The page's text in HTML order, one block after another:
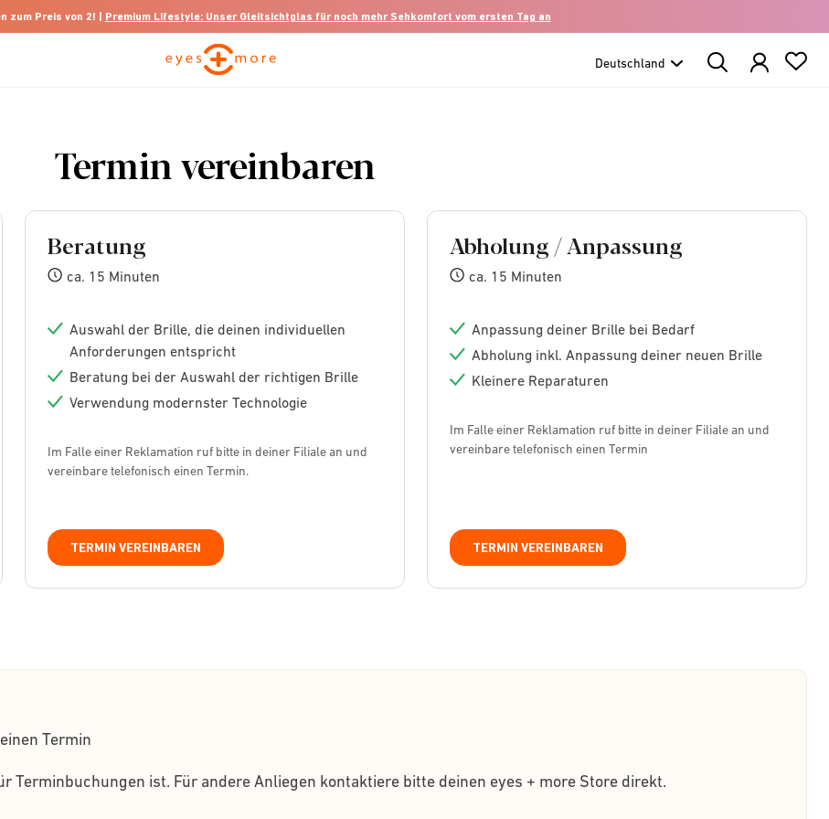
zum Preis von 2! | Premium Lifestyle: Unser Gleitsichtglas für noch mehr Sehkomfort vom ersten Tag an
Search
Products
Termin vereinbaren
Beratung
ca. 15 Minuten
Auswahl der Brille, die deinen individuellen
Anforderungen entspricht
Beratung bei der Auswahl der richtigen Brille
Verwendung modernster Technologie
Im Falle einer Reklamation ruf bitte in deiner Filiale an und
vereinbare telefonisch einen Termin.
TERMIN VEREINBAREN
Abholung / Anpassung
ca. 15 Minuten
Anpassung deiner Brille bei Bedarf
Abholung inkl. Anpassung deiner neuen Brille
Kleinere Reparaturen
Im Falle einer Reklamation ruf bitte in deiner Filiale an und
vereinbare telefonisch einen Termin
TERMIN VEREINBAREN
Termin
Terminbuchungen ist. Für andere Anliegen kontaktiere bitte deinen eyes + more Store direkt.